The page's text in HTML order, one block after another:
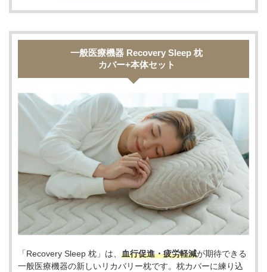
一般医療機器 Recovery Sleep 枕
カバー+本体セット
「Recovery Sleep 枕」は、 血行促進・疲労軽減が期待できる
一般医療機器の新しいリカバリー枕です。枕カバーに練り込